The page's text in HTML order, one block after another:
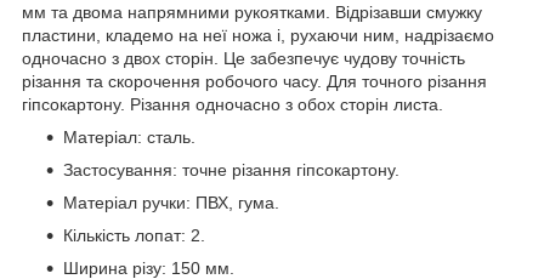
мм та двома напрямними рукоятками. Відрізавши смужку
пластини, кладемо на неї ножа і, рухаючи ним, надрізаємо
одночасно з двох сторін. Це забезпечує чудову точність
різання та скорочення робочого часу. Для точного різання
гіпсокартону. Різання одночасно з обох сторін листа.
Матеріал: сталь.
Застосування: точне різання гіпсокартону.
Матеріал ручки: ПВХ, гума.
Кількість лопат: 2.
Ширина різу: 150 мм.